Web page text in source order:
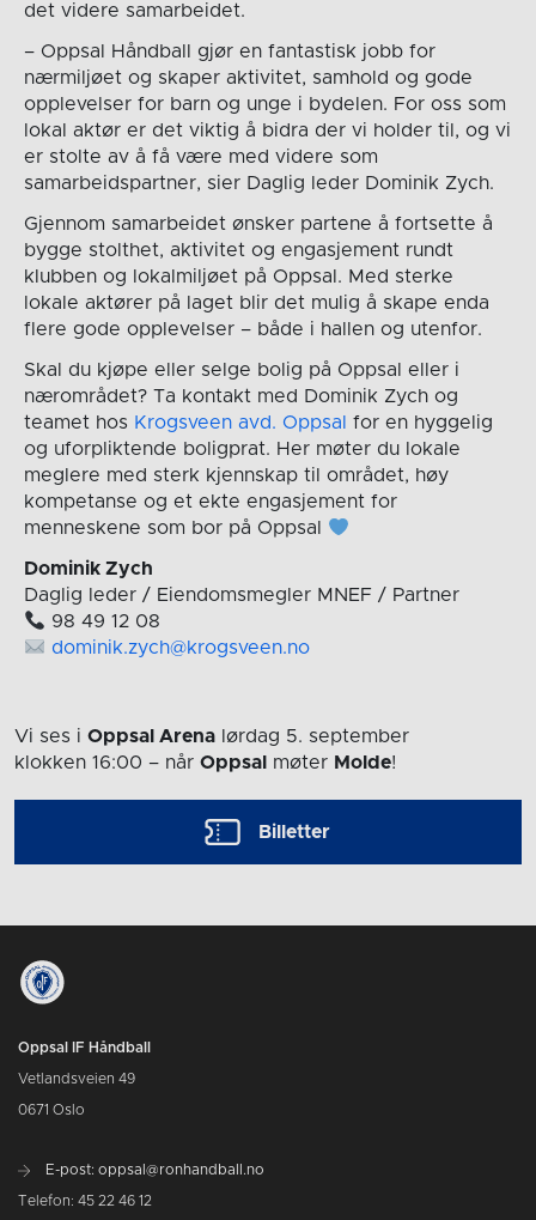
det videre samarbeidet.
– Oppsal Håndball gjør en fantastisk jobb for
nærmiljøet og skaper aktivitet, samhold og gode
opplevelser for barn og unge i bydelen. For oss som
lokal aktør er det viktig å bidra der vi holder til, og vi
er stolte av å få være med videre som
samarbeidspartner, sier Daglig leder Dominik Zych.
Gjennom samarbeidet ønsker partene å fortsette å
bygge stolthet, aktivitet og engasjement rundt
klubben og lokalmiljøet på Oppsal. Med sterke
lokale aktører på laget blir det mulig å skape enda
flere gode opplevelser – både i hallen og utenfor.
Skal du kjøpe eller selge bolig på Oppsal eller i
nærområdet? Ta kontakt med Dominik Zych og
teamet hos Krogsveen avd. Oppsal
for en hyggelig
og uforpliktende boligprat. Her møter du lokale
meglere med sterk kjennskap til området, høy
kompetanse og et ekte engasjement for
menneskene som bor på Oppsal
Dominik Zych
Daglig leder / Eiendomsmegler MNEF / Partner
98 49 12 08
dominik.zych@krogsveen.no
Vi ses i Oppsal Arena lørdag 5. september
klokken 16:00 – når Oppsal møter Molde!
Billetter
Oppsal IF Håndball
Vetlandsveien 49
0671 Oslo
E-post: oppsal@ronhandball.no
Telefon: 45 22 46 12